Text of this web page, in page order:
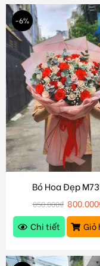
-6%
Bó Hoa Đẹp
850.000₫ 800.000
Chi tiết
Giỏ